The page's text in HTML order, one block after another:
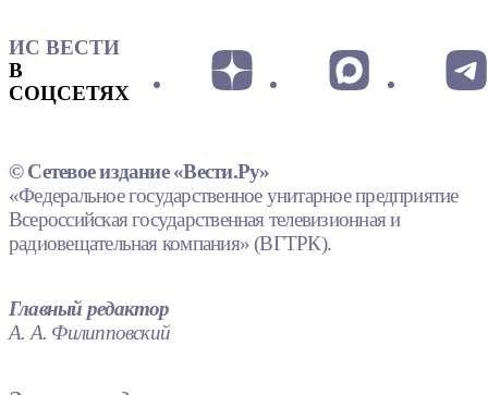
ИС ВЕСТИ
В
СОЦСЕТЯХ
© Сетевое издание «Вести.Ру»
«Федеральное государственное унитарное предприятие
Всероссийская государственная телевизионная и
радиовещательная компания» (ВГТРК).
Главный редактор
А. А. Филипповский